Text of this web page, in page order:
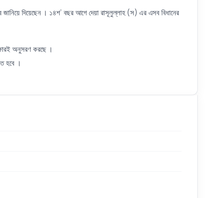
জানিয়ে দিয়েছেন । ১৪শ’ বছর আগে দেয়া রাসূলুল্লাহ (স) এর এসব বিধানের
অনুসরণ করছে ।
হবে ।